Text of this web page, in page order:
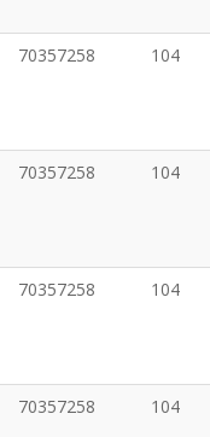
70357258 104
70357258 104
70357258 104
70357258 104